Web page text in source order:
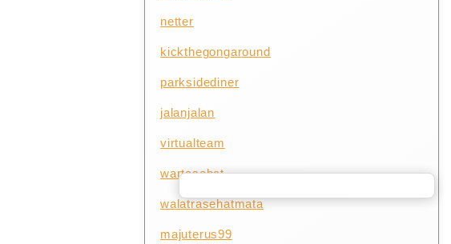
netter
kickthegongaround
parksidediner
jalanjalan
virtualteam
wartasehat
walatrasehatmata
majuterus99